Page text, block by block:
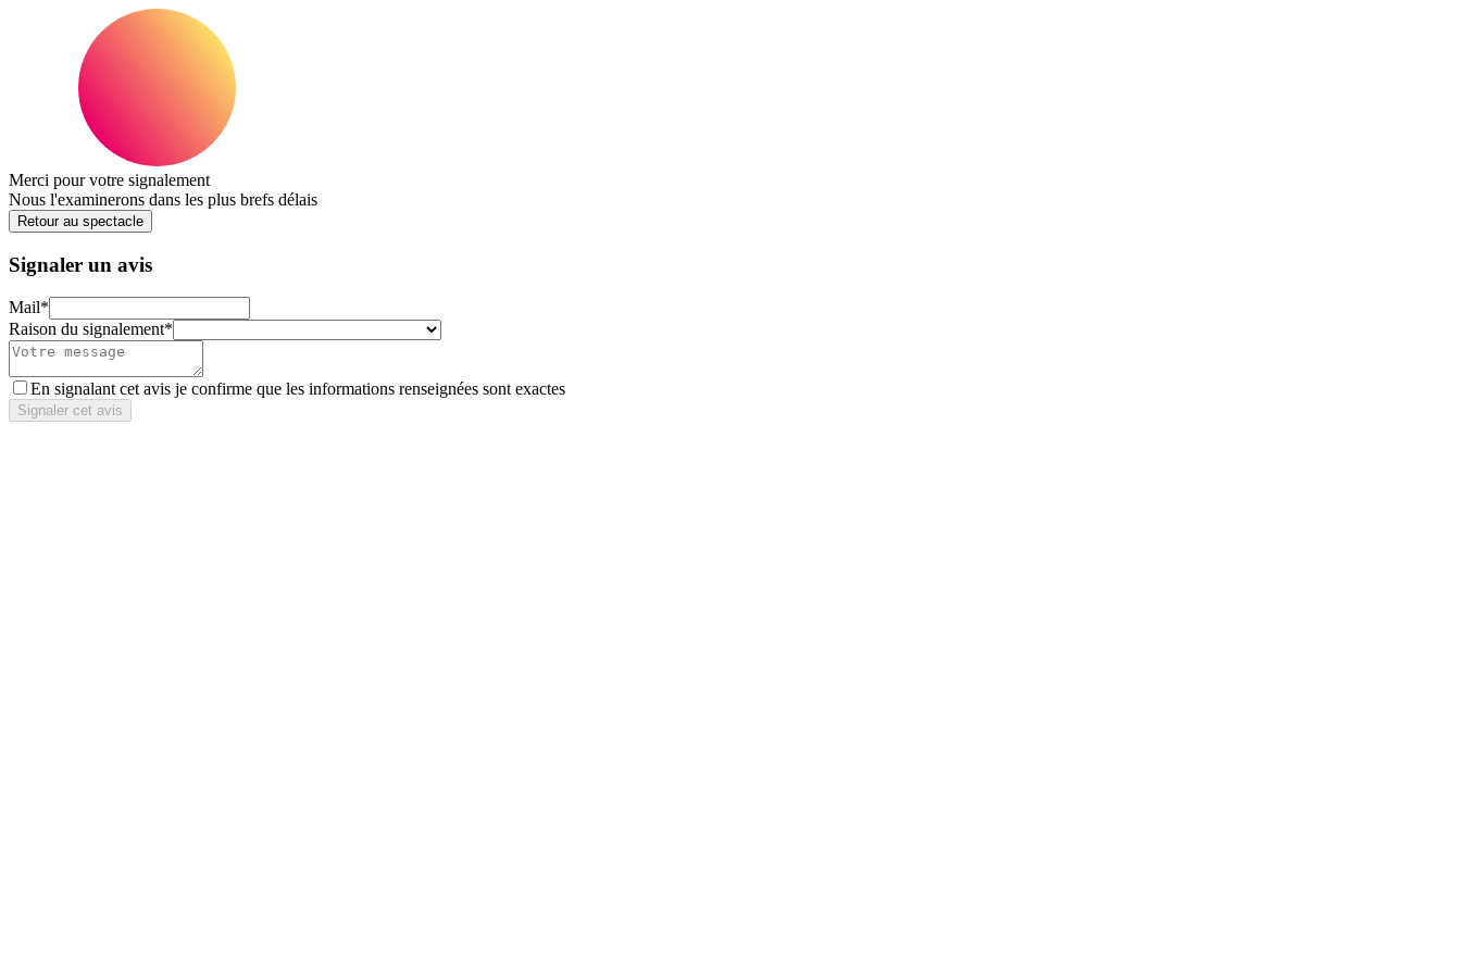
Merci pour votre signalement
Nous l'examinerons dans les plus brefs délais
Retour au spectacle
Signaler un avis
Mail*
Raison du signalement*
En signalant cet avis je confirme que les informations renseignées sont exactes
Signaler cet avis